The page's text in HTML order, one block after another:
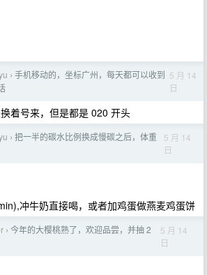
› 手机移动的，坐标广州，每天都可以收到 5 月 14
日
着号来，但是都是 020 开头
› 把一半的碳水比例换成慢碳之后，体重
5 月 14
日
冲牛奶直接喝，或者加鸡蛋做燕麦鸡蛋饼
› 今年的大樱桃熟了，欢迎品尝，并抽 2
5 月 14
日